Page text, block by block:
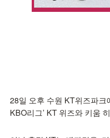
28일 오후 수원 KT위즈파크
KBO리그’ KT 위즈와 키움